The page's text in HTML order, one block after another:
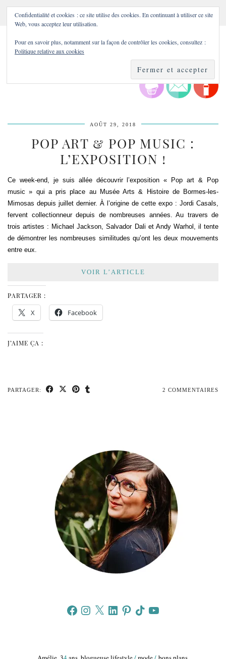
AOÛT 29, 2018
POP ART & POP MUSIC :
L’EXPOSITION !
Ce week-end, je suis allée découvrir l’exposition « Pop art & Pop
music » qui a pris place au Musée Arts & Histoire de Bormes-les-
Mimosas depuis juillet dernier. À l’origine de cette expo : Jordi Casals,
fervent collectionneur depuis de nombreuses années. Au travers de
trois artistes : Michael Jackson, Salvador Dali et Andy Warhol, il tente
de démontrer les nombreuses similitudes qu’ont les deux mouvements
entre eux.
VOIR L’ARTICLE
PARTAGER :
X Facebook
J’AIME ÇA :
PARTAGER: 2 COMMENTAIRES
FacebookInstagram
X LinkedInPinterestTikTokYouTube
Confidentialité et cookies : ce site utilise des cookies. En continuant à utiliser ce site
Web, vous acceptez leur utilisation.
Pour en savoir plus, notamment sur la façon de contrôler les cookies, consultez :
Politique relative aux cookies